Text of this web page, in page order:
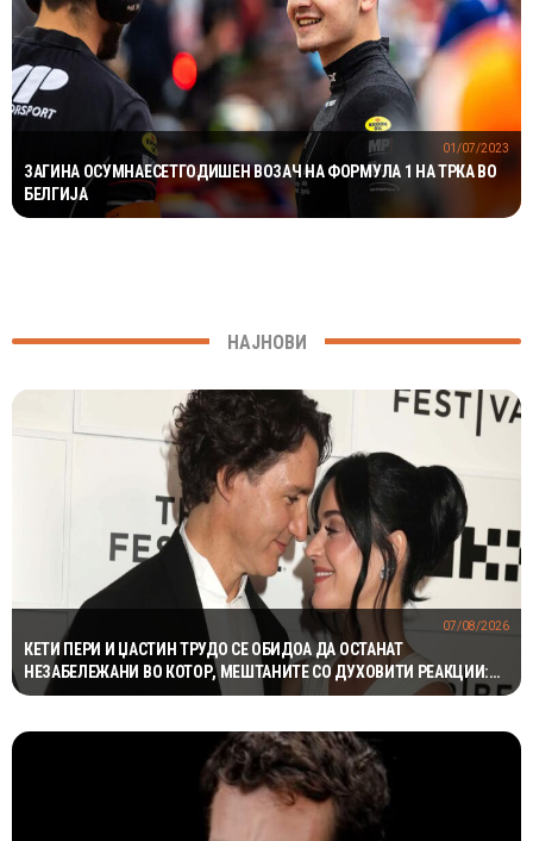
ЗАГИНА ОСУМНАЕСЕТГОДИШЕН ВОЗАЧ НА ФОРМУЛА 1 НА ТРКА ВО
БЕЛГИЈА
01/07/2023
НАЈНОВИ
КЕТИ ПЕРИ И ЏАСТИН ТРУДО СЕ ОБИДОА ДА ОСТАНАТ
НЕЗАБЕЛЕЖАНИ ВО КОТОР, МЕШТАНИТЕ СО ДУХОВИТИ РЕАКЦИИ:
„НИКОЈ НЕ БИ ГИ ПРЕПОЗНАЛ“
07/08/2026